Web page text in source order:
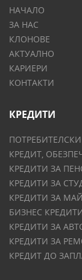
НАЧАЛО
ЗА НАС
КЛОНОВЕ
АКТУАЛНО
КАРИЕРИ
КОНТАКТИ
КРЕДИТИ
КРЕДИТ,
КРЕДИТИ ЗА
КРЕДИТИ ЗА
КРЕДИТИ ЗА
БИЗНЕС
КРЕДИТИ ЗА
КРЕДИТИ ЗА
КРЕДИТ ДО